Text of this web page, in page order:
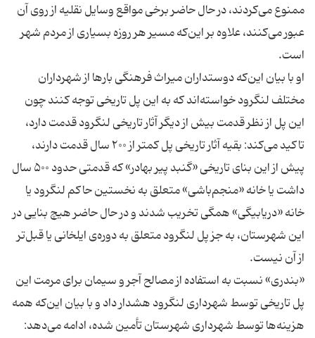
ممنوع می‌کردند، در حال حاضر برخی مواقع وسایل نقلیه از روی آن
عبور می‌کنند، علاوه بر این‌که مسیر هر روزه بسیاری از مردم شهر
او با بیان این‌که دوستداران میراث فرهنگی بارها از شهرداران
مختلف لنگرود خواسته‌اند که به این پل تاریخی توجه کنند چون
این پل از نظر قدمت بیش از دیگر آثار تاریخی لنگرود قدمت دارد،
تاکید می‌کند: بقیه آثار تاریخی پل کمتر از ۲۰۰ سال قدمت دارند،
پیش از این بنای تاریخی «گنبد پیر بهادر» که قدمتی حدود ۵۰۰ سال
داشت یا خانه «منجم‌باشی» متعلق به نخستین حاکم لنگرود یا
خانه «دریابیگی» همگی تخریب شدند و در حال حاضر هیچ بنایی در
این شهرستان، به جز پل لنگرود متعلق به دوره‌ی ایلخانی یا قبل‌تر
«بندری» نسبت به استفاده از مصالح آجر و سیمان برای مرمت این
پل تاریخی توسط شهرداری لنگرود هشدار داد و با بیان این‌که همه
هزینه‌ها توسط شهرداری شهرستان تأمین شده، ادامه می‌دهد: